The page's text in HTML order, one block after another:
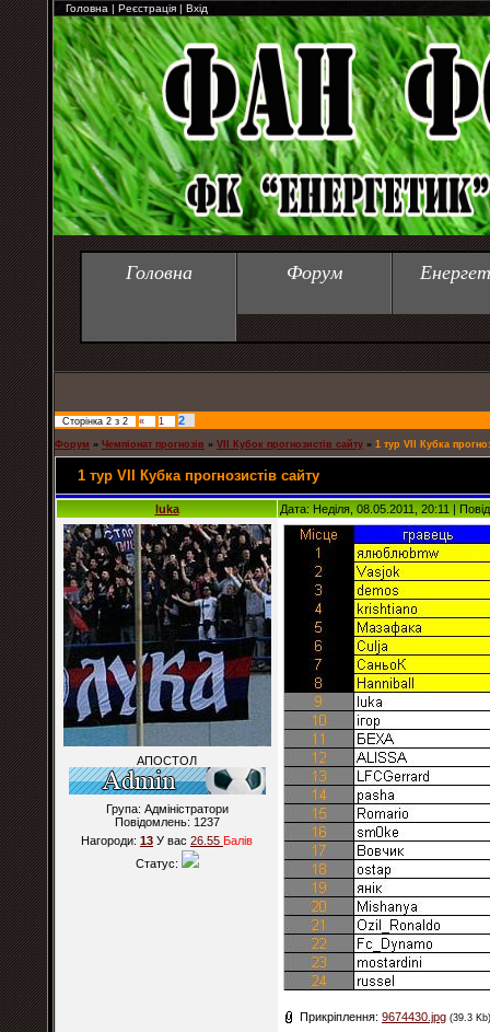
Головна | Реєстрація | Вхід
Головна Форум
Сторінка 2 з 2 « 1 2
Форум » Чемпіонат прогнозів » VII Кубок прогнозистів сайту » 1 тур VII Кубка
1 тур VII Кубка прогнозистів сайту
luka Дата: Неділя, 08.05.2011, 20:11 |
АПОСТОЛ
Група: Адміністратори
Повідомлень: 1237
Нагороди: 13 У вас 26.55 Балiв
Статус:
Прикріплення: 9674430.jpg (39.3 Kb)